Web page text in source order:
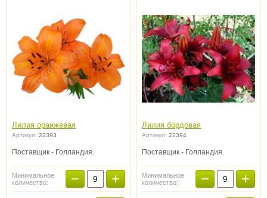
Лилия оранжевая
Артикул: 22393
Поставщик - Голландия.
Минимальное
количество:
− +
Лилия бордовая
Артикул: 22394
Поставщик - Голландия.
Минимальное
количество:
− +